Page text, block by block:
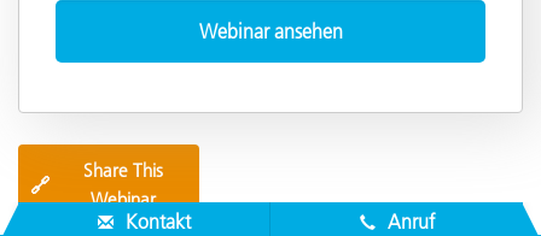
🔗
Share This
Webinar
Kontakt Anruf